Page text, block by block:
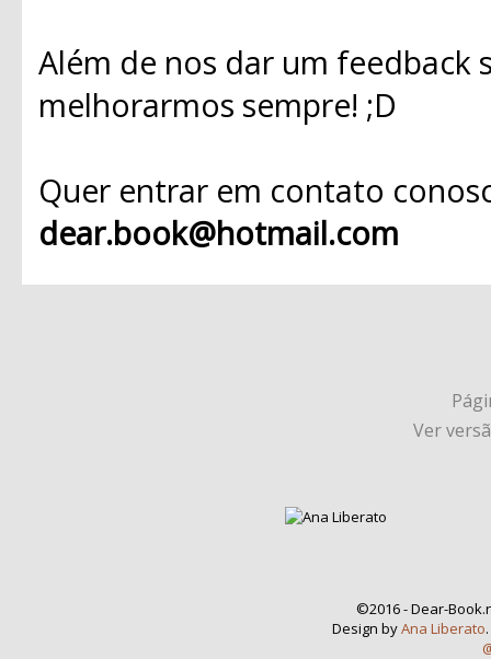
Além de nos dar um
melhorarmos sempre! ;D
Quer entrar em contato
dear.book@hotmail.com
Ver
©2016 - Dear-
Design byAna Liberato